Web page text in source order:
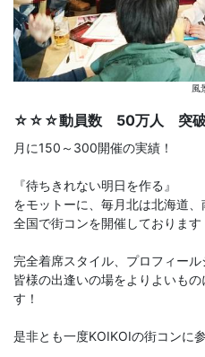
風
☆☆☆動員数 50万人 突
月に150～300開催の実績！
『待ちきれない明日を作る』
をモットーに、毎月北は北海道
全国で街コンを開催しております
完全着席スタイル、プロフィー
皆様の出逢いの場をよりよいも
す！
是非とも一度KOIKOIの街コンに